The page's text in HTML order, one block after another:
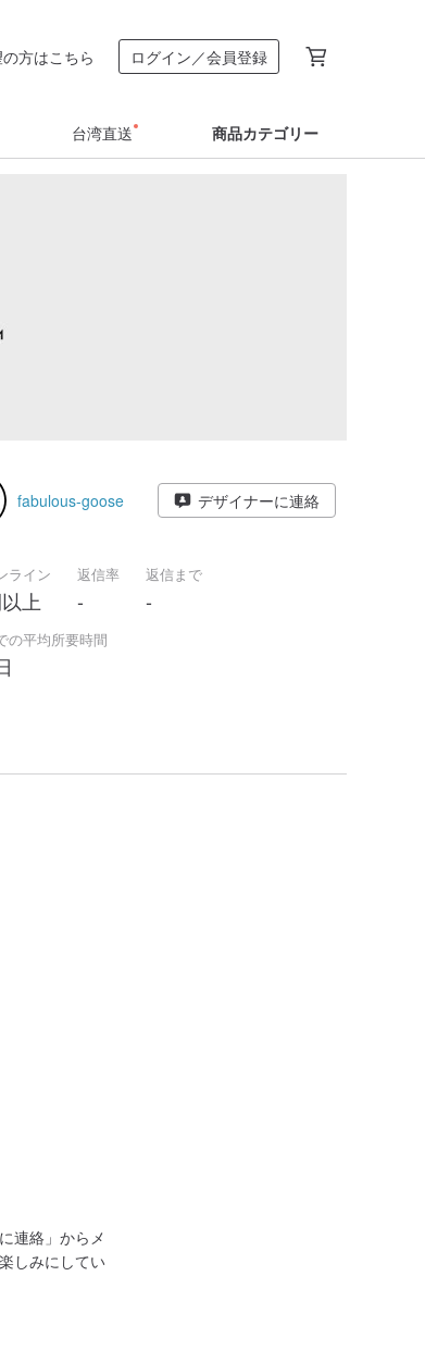
方はこちら ログイン／会員登録
台湾直送 商品カテゴリー
fabulous-goose デザイナーに連絡
ライン
上
返信率
-
返信まで
-
の平均所要時間
連絡」からメ
しみにしてい